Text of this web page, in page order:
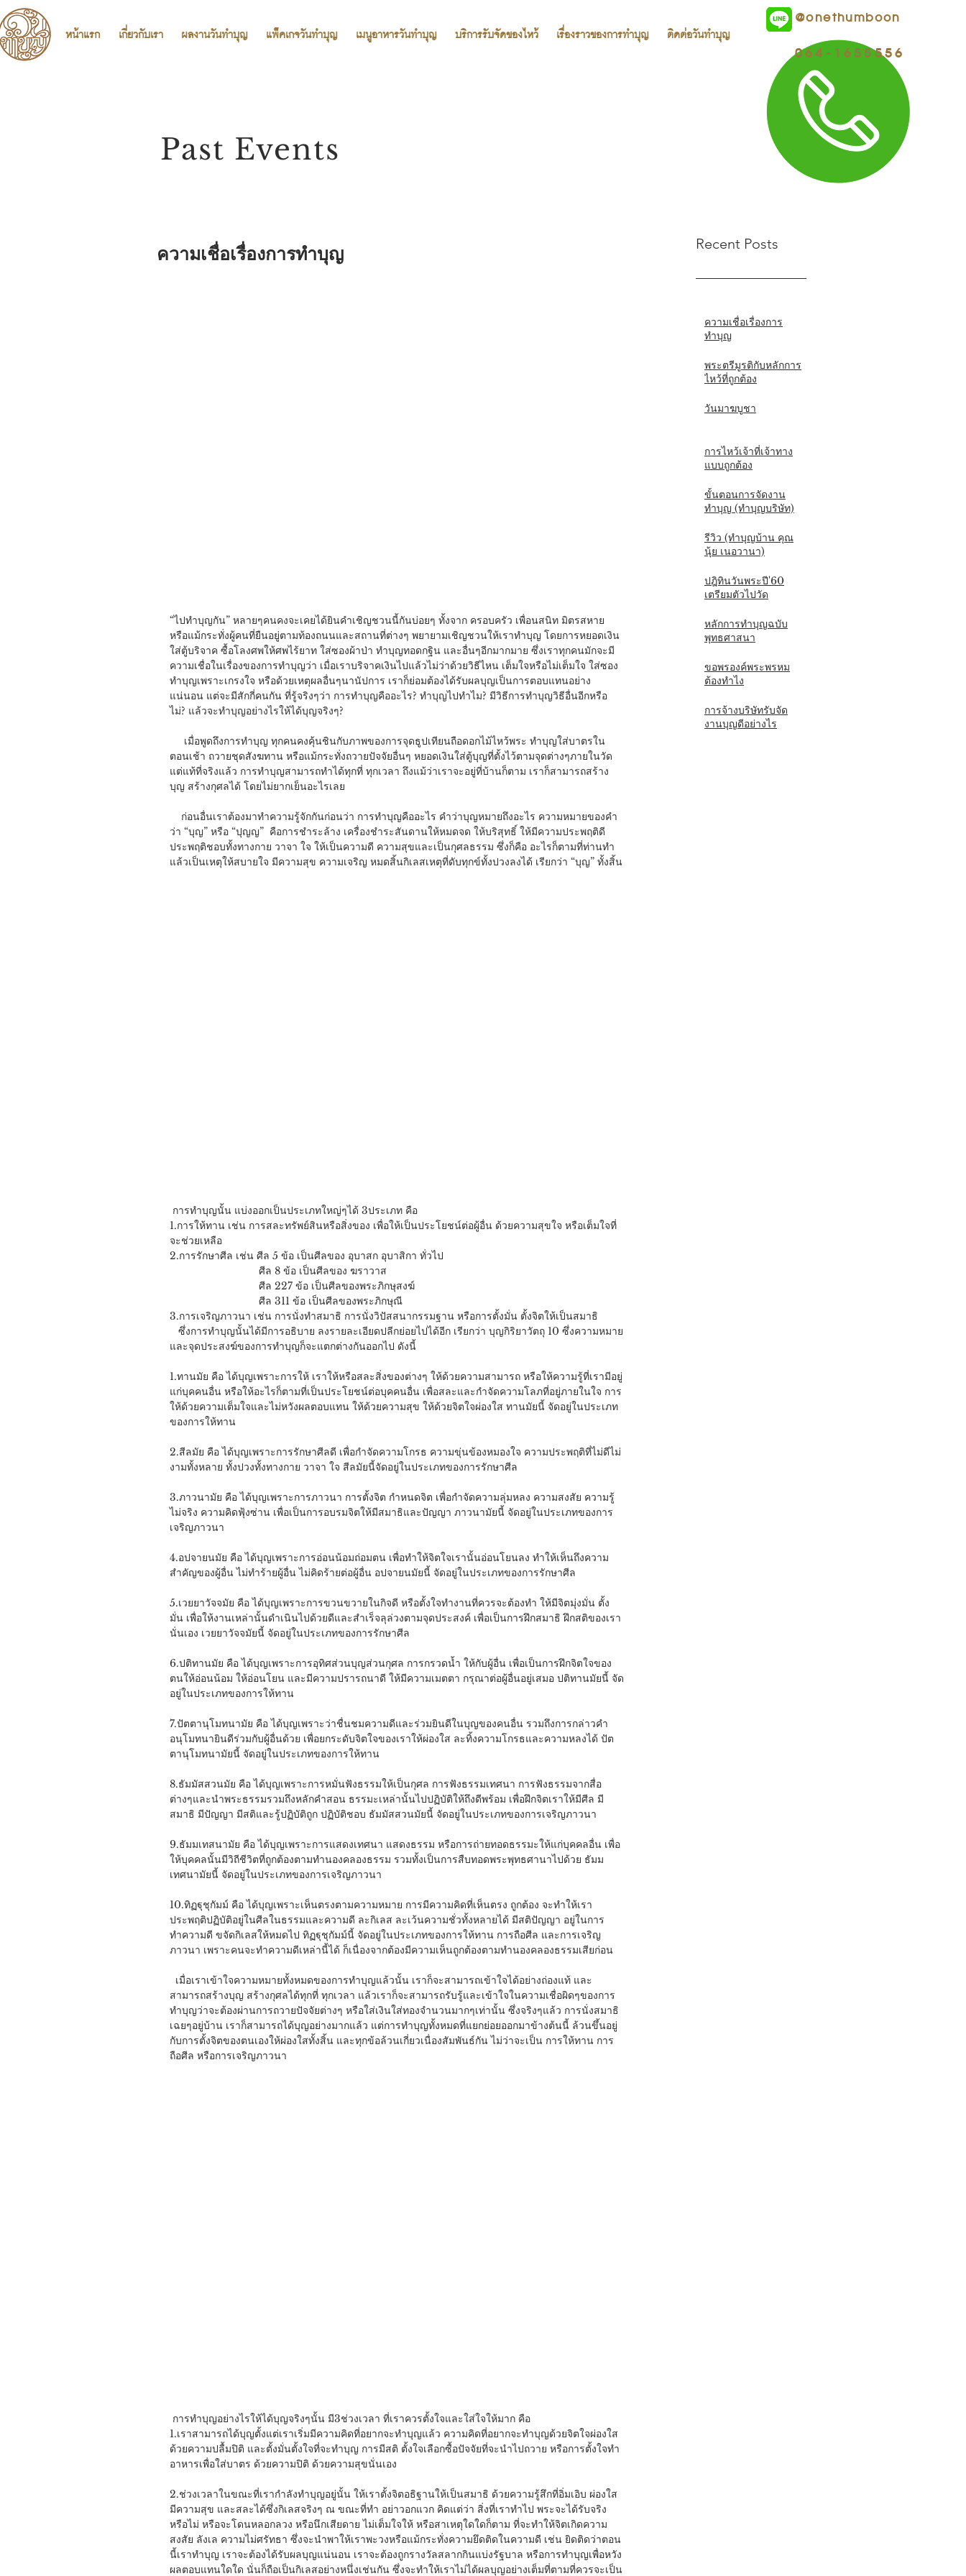
หน้าแรก เกี่ยวกับเรา ผลงานวันทำบุญ แพ็คเกจวันทำบุญ เมนูอาหารวันทำบุญ บริการรับจัดของไหว้ เรื่องราวของการทำบุญ ติดต่อวันทำบุญ
@onethumboon
064-1655556
Past Events
ความเชื่อเรื่องการทำบุญ
“ไปทำบุญกัน” หลายๆคนคงจะเคยได้ยินคำเชิญชวนนี้กันบ่อยๆ ทั้งจาก ครอบครัว เพื่อนสนิท มิตรสหาย
หรือแม้กระทั่งผู้คนที่ยืนอยู่ตามท้องถนนและสถานที่ต่างๆ พยายามเชิญชวนให้เราทำบุญ โดยการหยอดเงิน
ใส่ตู้บริจาค ซื้อโลงศพให้ศพไร้ยาท ใส่ซองผ้าป่า ทำบุญทอดกฐิน และอื่นๆอีกมากมาย ซึ่งเราทุกคนมักจะมี
ความเชื่อในเรื่องของการทำบุญว่า เมื่อเราบริจาคเงินไปแล้วไม่ว่าด้วยวิธีไหน เต็มใจหรือไม่เต็มใจ ใส่ซอง
ทำบุญเพราะเกรงใจ หรือด้วยเหตุผลอื่นๆนานัปการ เราก็ย่อมต้องได้รับผลบุญเป็นการตอบแทนอย่าง
แน่นอน แต่จะมีสักกี่คนกัน ที่รู้จริงๆว่า การทำบุญคืออะไร? ทำบุญไปทำไม? มีวิธีการทำบุญวิธีอื่นอีกหรือ
ไม่? แล้วจะทำบุญอย่างไรให้ได้บุญจริงๆ?
ตอนเช้า ถวายชุดสังฆทาน หรือแม้กระทั่งถวายปัจจัยอื่นๆ หยอดเงินใส่ตู้บุญที่ตั้งไว้ตามจุดต่างๆภายในวัด
แต่แท้ที่จริงแล้ว การทำบุญสามารถทำได้ทุกที่ ทุกเวลา ถึงแม้ว่าเราจะอยู่ที่บ้านก็ตาม เราก็สามารถสร้าง
บุญ สร้างกุศลได้ โดยไม่ยากเย็นอะไรเลย
ว่า “บุญ” หรือ “ปุญญ”  คือการชำระล้าง เครื่องชำระสันดานให้หมดจด ให้บริสุทธิ์ ให้มีความประพฤติดี
ประพฤติชอบทั้งทางกาย วาจา ใจ ให้เป็นความดี ความสุขและเป็นกุศลธรรม ซึ่งก็คือ อะไรก็ตามที่ท่านทำ
แล้วเป็นเหตุให้สบายใจ มีความสุข ความเจริญ หมดสิ้นกิเลสเหตุที่ดับทุกข์ทั้งปวงลงได้ เรียกว่า “บุญ” ทั้งสิ้น
การทำบุญนั้น แบ่งออกเป็นประเภทใหญ่ๆได้ 3ประเภท คือ
1.การให้ทาน เช่น การสละทรัพย์สินหรือสิ่งของ เพื่อให้เป็นประโยชน์ต่อผู้อื่น ด้วยความสุขใจ หรือเต็มใจที่
จะช่วยเหลือ
2.การรักษาศีล เช่น ศีล 5 ข้อ เป็นศีลของ อุบาสก อุบาสิกา ทั่วไป
                               ศีล 8 ข้อ เป็นศีลของ ฆราวาส
                               ศีล 227 ข้อ เป็นศีลของพระภิกษุสงฆ์
                               ศีล 311 ข้อ เป็นศีลของพระภิกษุณี
3.การเจริญภาวนา เช่น การนั่งทำสมาธิ การนั่งวิปัสสนากรรมฐาน หรือการตั้งมั่น ตั้งจิตให้เป็นสมาธิ
และจุดประสงฆ์ของการทำบุญก็จะแตกต่างกันออกไป ดังนี้
1.ทานมัย คือ ได้บุญเพราะการให้ เราให้หรือสละสิ่งของต่างๆ ให้ด้วยความสามารถ หรือให้ความรู้ที่เรามีอยู่
แก่บุคคนอื่น หรือให้อะไรก็ตามที่เป็นประโยชน์ต่อบุคคนอื่น เพื่อสละและกำจัดความโลภที่อยู่ภายในใจ การ
ให้ด้วยความเต็มใจและไม่หวังผลตอบแทน ให้ด้วยความสุข ให้ด้วยจิตใจผ่องใส ทานมัยนี้ จัดอยู่ในประเภท
ของการให้ทาน
2.สีลมัย คือ ได้บุญเพราะการรักษาศีลดี เพื่อกำจัดความโกรธ ความขุ่นข้องหมองใจ ความประพฤติที่ไม่ดีไม่
งามทั้งหลาย ทั้งปวงทั้งทางกาย วาจา ใจ สีลมัยนี้จัดอยู่ในประเภทของการรักษาศีล
3.ภาวนามัย คือ ได้บุญเพราะการภาวนา การตั้งจิต กำหนดจิต เพื่อกำจัดความลุ่มหลง ความสงสัย ความรู้
ไม่จริง ความคิดฟุ้งซ่าน เพื่อเป็นการอบรมจิตให้มีสมาธิและปัญญา ภาวนามัยนี้ จัดอยู่ในประเภทของการ
เจริญภาวนา
4.อปจายนมัย คือ ได้บุญเพราะการอ่อนน้อมถ่อมตน เพื่อทำให้จิตใจเรานั้นอ่อนโยนลง ทำให้เห็นถึงความ
สำคัญของผู้อื่น ไม่ทำร้ายผู้อื่น ไม่คิดร้ายต่อผู้อื่น อปจายนมัยนี้ จัดอยู่ในประเภทของการรักษาศีล
5.เวยยาวัจจมัย คือ ได้บุญเพราะการขวนขวายในกิจดี หรือตั้งใจทำงานที่ควรจะต้องทำ ให้มีจิตมุ่งมั่น ตั้ง
มั่น เพื่อให้งานเหล่านั้นดำเนินไปด้วยดีและสำเร็จลุล่วงตามจุดประสงค์ เพื่อเป็นการฝึกสมาธิ ฝึกสติของเรา
นั่นเอง เวยยาวัจจมัยนี้ จัดอยู่ในประเภทของการรักษาศีล
6.ปติทานมัย คือ ได้บุญเพราะการอุทิศส่วนบุญส่วนกุศล การกรวดน้ำ ให้กับผู้อื่น เพื่อเป็นการฝึกจิตใจของ
ตนให้อ่อนน้อม ให้อ่อนโยน และมีความปรารถนาดี ให้มีความเมตตา กรุณาต่อผู้อื่นอยู่เสมอ ปติทานมัยนี้ จัด
อยู่ในประเภทของการให้ทาน
7.ปัตตานุโมทนามัย คือ ได้บุญเพราะว่าชื่นชมความดีและร่วมยินดีในบุญของคนอื่น รวมถึงการกล่าวคำ
อนุโมทนายินดีร่วมกับผู้อื่นด้วย เพื่อยกระดับจิตใจของเราให้ผ่องใส ละทิ้งความโกรธและความหลงได้ ปัต
ตานุโมทนามัยนี้ จัดอยู่ในประเภทของการให้ทาน
8.ธัมมัสสวนมัย คือ ได้บุญเพราะการหมั่นฟังธรรมให้เป็นกุศล การฟังธรรมเทศนา การฟังธรรมจากสื่อ
ต่างๆและนำพระธรรมรวมถึงหลักคำสอน ธรรมะเหล่านั้นไปปฏิบัติให้ถึงดีพร้อม เพื่อฝึกจิตเราให้มีศีล มี
สมาธิ มีปัญญา มีสติและรู้ปฏิบัติถูก ปฏิบัติชอบ ธัมมัสสวนมัยนี้ จัดอยู่ในประเภทของการเจริญภาวนา
9.ธัมมเทสนามัย คือ ได้บุญเพราะการแสดงเทศนา แสดงธรรม หรือการถ่ายทอดธรรมะให้แก่บุคคลอื่น เพื่อ
ให้บุคคลนั้นมีวิถีชีวิตที่ถูกต้องตามทำนองคลองธรรม รวมทั้งเป็นการสืบทอดพระพุทธศานาไปด้วย ธัมม
เทศนามัยนี้ จัดอยู่ในประเภทของการเจริญภาวนา
10.ทิฏฐุชุกัมม์ คือ ได้บุญเพราะเห็นตรงตามความหมาย การมีความคิดที่เห็นตรง ถูกต้อง จะทำให้เรา
ประพฤติปฏิบัติอยู่ในศีลในธรรมและความดี ละกิเลส ละเว้นความชั่วทั้งหลายได้ มีสติปัญญา อยู่ในการ
ทำความดี ขจัดกิเลสให้หมดไป ทิฏฐุชุกัมม์นี้ จัดอยู่ในประเภทของการให้ทาน การถือศีล และการเจริญ
ภาวนา เพราะคนจะทำความดีเหล่านี้ได้ ก็เนื่องจากต้องมีความเห็นถูกต้องตามทำนองคลองธรรมเสียก่อน
สามารถสร้างบุญ สร้างกุศลได้ทุกที่ ทุกเวลา แล้วเราก็จะสามารถรับรู้และเข้าใจในความเชื่อผิดๆของการ
ทำบุญว่าจะต้องผ่านการถวายปัจจัยต่างๆ หรือใส่เงินใส่ทองจำนวนมากๆเท่านั้น ซึ่งจริงๆแล้ว การนั่งสมาธิ
เฉยๆอยู่บ้าน เราก็สามารถได้บุญอย่างมากแล้ว แต่การทำบุญทั้งหมดที่แยกย่อยออกมาข้างต้นนี้ ล้วนขึ้นอยู่
กับการตั้งจิตของตนเองให้ผ่องใสทั้งสิ้น และทุกข้อล้วนเกี่ยวเนื่องสัมพันธ์กัน ไม่ว่าจะเป็น การให้ทาน การ
ถือศีล หรือการเจริญภาวนา
การทำบุญอย่างไรให้ได้บุญจริงๆนั้น มี3ช่วงเวลา ที่เราควรตั้งใจและใส่ใจให้มาก คือ
1.เราสามารถได้บุญตั้งแต่เราเริ่มมีความคิดที่อยากจะทำบุญแล้ว ความคิดที่อยากจะทำบุญด้วยจิตใจผ่องใส
ด้วยความปลื้มปิติ และตั้งมั่นตั้งใจที่จะทำบุญ การมีสติ ตั้งใจเลือกซื้อปัจจัยที่จะนำไปถวาย หรือการตั้งใจทำ
อาหารเพื่อใส่บาตร ด้วยความปิติ ด้วยความสุขนั่นเอง
2.ช่วงเวลาในขณะที่เรากำลังทำบุญอยู่นั้น ให้เราตั้งจิตอธิฐานให้เป็นสมาธิ ด้วยความรู้สึกที่อิ่มเอิบ ผ่องใส
มีความสุข และสละได้ซึ่งกิเลสจริงๆ ณ ขณะที่ทำ อย่าวอกแวก คิดแต่ว่า สิ่งที่เราทำไป พระจะได้รับจริง
หรือไม่ หรือจะโดนหลอกลวง หรือนึกเสียดาย ไม่เต็มใจให้ หรือสาเหตุใดใดก็ตาม ที่จะทำให้จิตเกิดความ
สงสัย ลังเล ความไม่ศรัทธา ซึ่งจะนำพาให้เราพะวงหรือแม้กระทั่งความยึดติดในความดี เช่น ยิดติดว่าตอน
นี้เราทำบุญ เราจะต้องได้รับผลบุญแน่นอน เราจะต้องถูกรางวัลสลากกินแบ่งรัฐบาล หรือการทำบุญเพื่อหวัง
ผลตอบแทนใดใด นั่นก็ถือเป็นกิเลสอย่างหนึ่งเช่นกัน ซึ่งจะทำให้เราไม่ได้ผลบุญอย่างเต็มที่ตามที่ควรจะเป็น
Recent Posts
ความเชื่อเรื่องการ
ทำบุญ
พระตรีมูรติกับหลักการ
ไหว้ที่ถูกต้อง
วันมาฆบูชา
การไหว้เจ้าที่เจ้าทาง
แบบถูกต้อง
ขั้นตอนการจัดงาน
ทำบุญ (ทำบุญบริษัท)
รีวิว (ทำบุญบ้าน คุณ
นุ้ย เนอวานา)
ปฎิทินวันพระปี'60
เตรียมตัวไปวัด
หลักการทำบุญฉบับ
พุทธศาสนา
ขอพรองค์พระพรหม
ต้องทำไง
การจ้างบริษัทรับจัด
งานบุญดีอย่างไร